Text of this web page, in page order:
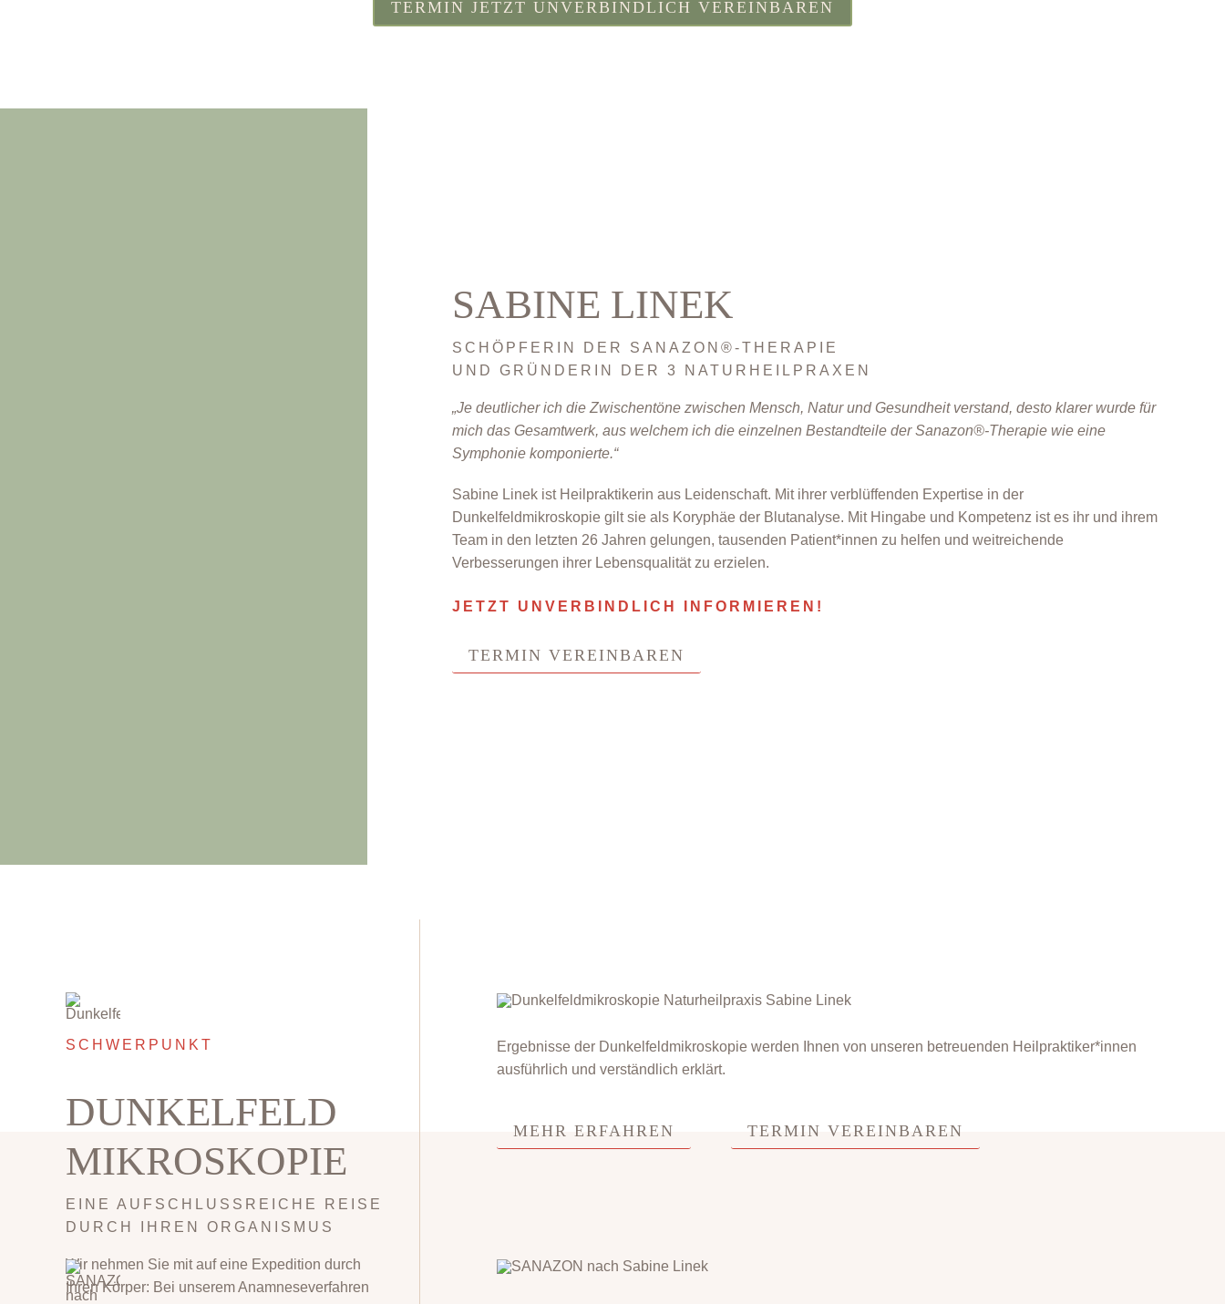
TERMIN JETZT UNVERBINDLICH VEREINBAREN
SABINE LINEK
SCHÖPFERIN DER SANAZON®-THERAPIE
UND GRÜNDERIN DER 3 NATURHEILPRAXEN
„Je deutlicher ich die Zwischentöne zwischen Mensch, Natur und Gesundheit verstand, desto klarer wurde für
mich das Gesamtwerk, aus welchem ich die einzelnen Bestandteile der Sanazon®-Therapie wie eine
Symphonie komponierte.“
Sabine Linek ist Heilpraktikerin aus Leidenschaft. Mit ihrer verblüffenden Expertise in der
Dunkelfeldmikroskopie gilt sie als Koryphäe der Blutanalyse. Mit Hingabe und Kompetenz ist es ihr und ihrem
Team in den letzten 26 Jahren gelungen, tausenden Patient*innen zu helfen und weitreichende
Verbesserungen ihrer Lebensqualität zu erzielen.
JETZT UNVERBINDLICH INFORMIEREN!
TERMIN VEREINBAREN
SCHWERPUNKT
DUNKELFELD
MIKROSKOPIE
EINE AUFSCHLUSSREICHE REISE
DURCH IHREN ORGANISMUS
Wir nehmen Sie mit auf eine Expedition durch
Ihren Körper: Bei unserem Anamneseverfahren
Ergebnisse der Dunkelfeldmikroskopie werden Ihnen von unseren betreuenden Heilpraktiker*innen
ausführlich und verständlich erklärt.
MEHR ERFAHREN TERMIN VEREINBAREN